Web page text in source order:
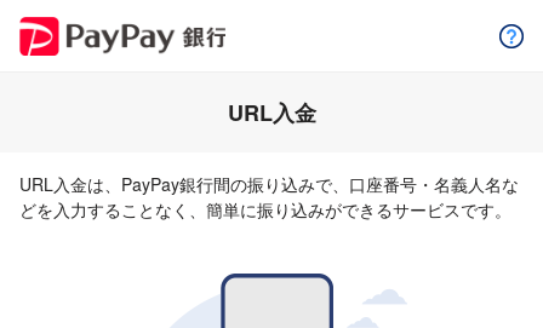
URL入金
URL入金は、PayPay銀行間の振り込みで、口座番号・名義人名な
どを入力することなく、簡単に振り込みができるサービスです。